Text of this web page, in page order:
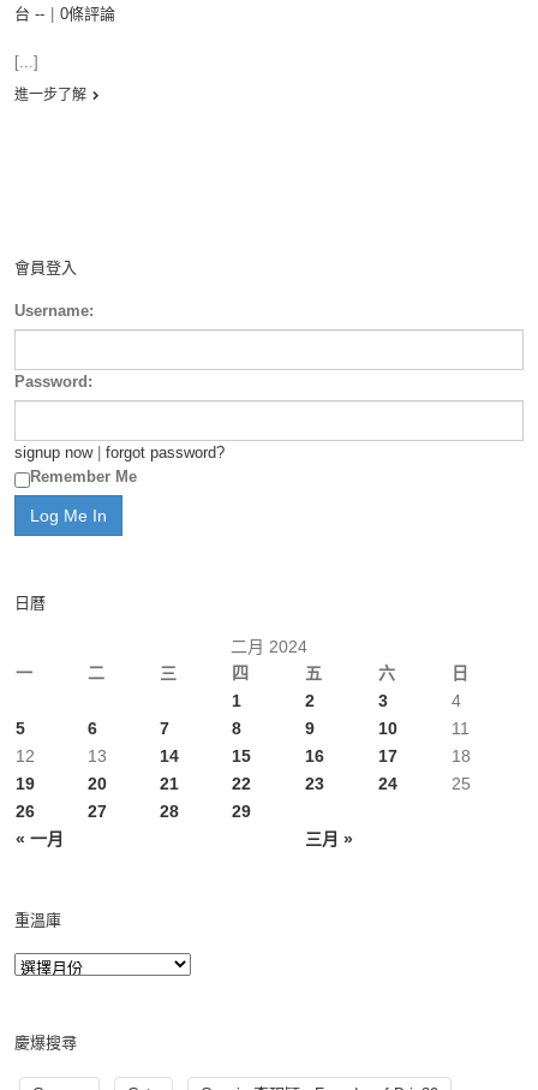
台 --
0條評論
[...]
進一步了解
會員登入
Username:
Password:
signup now| forgot password?
Remember Me
日曆
二月 2024
一
二 三 四 五 六 日
« 一月 三月 »
1 2 3
4
5
6 7 8 9 10
11
12
13 14 15 16 17
18
19
20 21 22 23 24
25
26
27 28 29
重溫庫
慶爆搜尋